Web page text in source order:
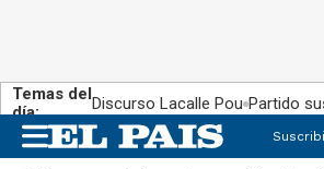
Temas del
día:
Discurso Lacalle Pou Partido